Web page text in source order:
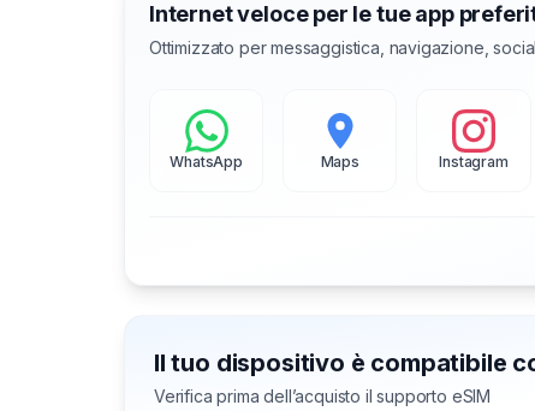
Internet veloce per le tue app
Ottimizzato per messaggistica, navigazione,
WhatsApp Maps Instagram
Il tuo dispositivo è compatibile
Verifica prima dell’acquisto il supporto eSIM